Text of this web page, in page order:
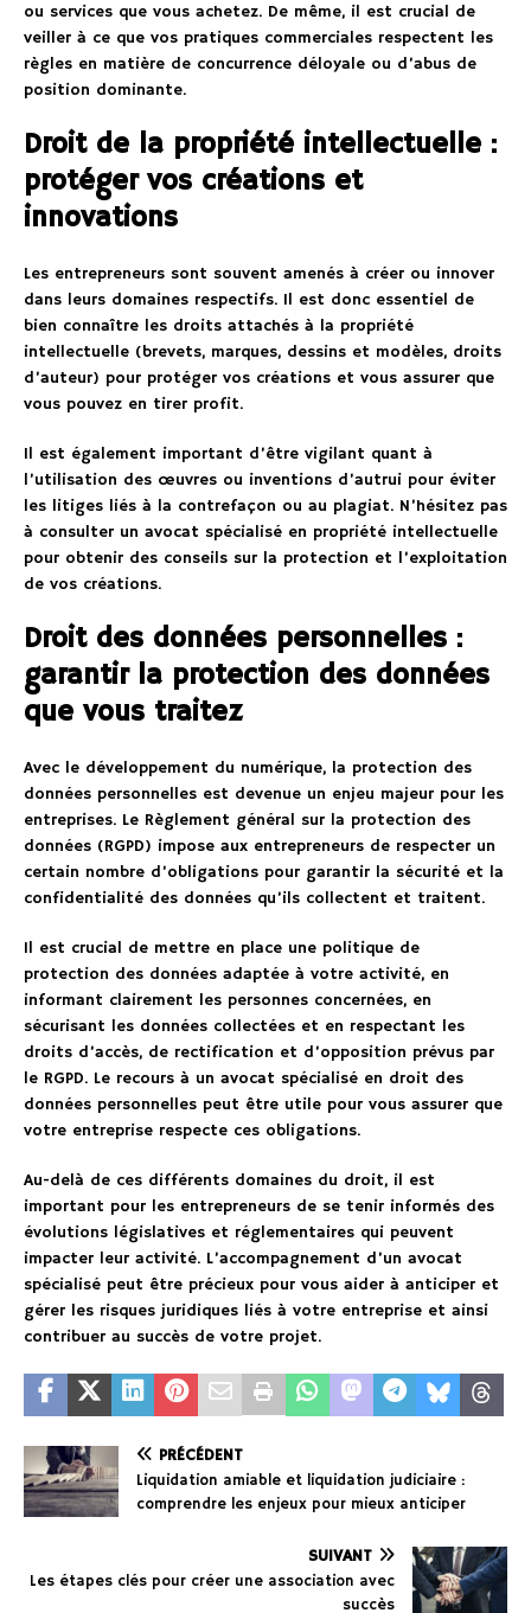
ou services que vous achetez. De même, il est crucial de
veiller à ce que vos pratiques commerciales respectent les
règles en matière de concurrence déloyale ou d’abus de
position dominante.
Droit de la propriété intellectuelle :
protéger vos créations et
innovations
Les entrepreneurs sont souvent amenés à créer ou innover
dans leurs domaines respectifs. Il est donc essentiel de
bien connaître les droits attachés à la propriété
intellectuelle (brevets, marques, dessins et modèles, droits
d’auteur) pour protéger vos créations et vous assurer que
vous pouvez en tirer profit.
Il est également important d’être vigilant quant à
l’utilisation des œuvres ou inventions d’autrui pour éviter
les litiges liés à la contrefaçon ou au plagiat. N’hésitez pas
à consulter un avocat spécialisé en propriété intellectuelle
pour obtenir des conseils sur la protection et l’exploitation
de vos créations.
Droit des données personnelles :
garantir la protection des données
que vous traitez
Avec le développement du numérique, la protection des
données personnelles est devenue un enjeu majeur pour les
entreprises. Le Règlement général sur la protection des
données (RGPD) impose aux entrepreneurs de respecter un
certain nombre d’obligations pour garantir la sécurité et la
confidentialité des données qu’ils collectent et traitent.
Il est crucial de mettre en place une politique de
protection des données adaptée à votre activité, en
informant clairement les personnes concernées, en
sécurisant les données collectées et en respectant les
droits d’accès, de rectification et d’opposition prévus par
le RGPD. Le recours à un avocat spécialisé en droit des
données personnelles peut être utile pour vous assurer que
votre entreprise respecte ces obligations.
Au-delà de ces différents domaines du droit, il est
important pour les entrepreneurs de se tenir informés des
évolutions législatives et réglementaires qui peuvent
impacter leur activité. L’accompagnement d’un avocat
spécialisé peut être précieux pour vous aider à anticiper et
gérer les risques juridiques liés à votre entreprise et ainsi
contribuer au succès de votre projet.
PRÉCÉDENT
Liquidation amiable et liquidation judiciaire :
comprendre les enjeux pour mieux anticiper
SUIVANT
Les étapes clés pour créer une association avec
succès